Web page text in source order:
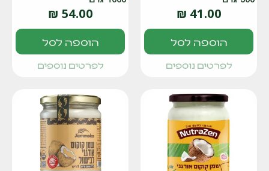
41.00
₪
הוספה לסל
לפרטים נוספים
54.00
₪
הוספה לסל
לפרטים נוספים